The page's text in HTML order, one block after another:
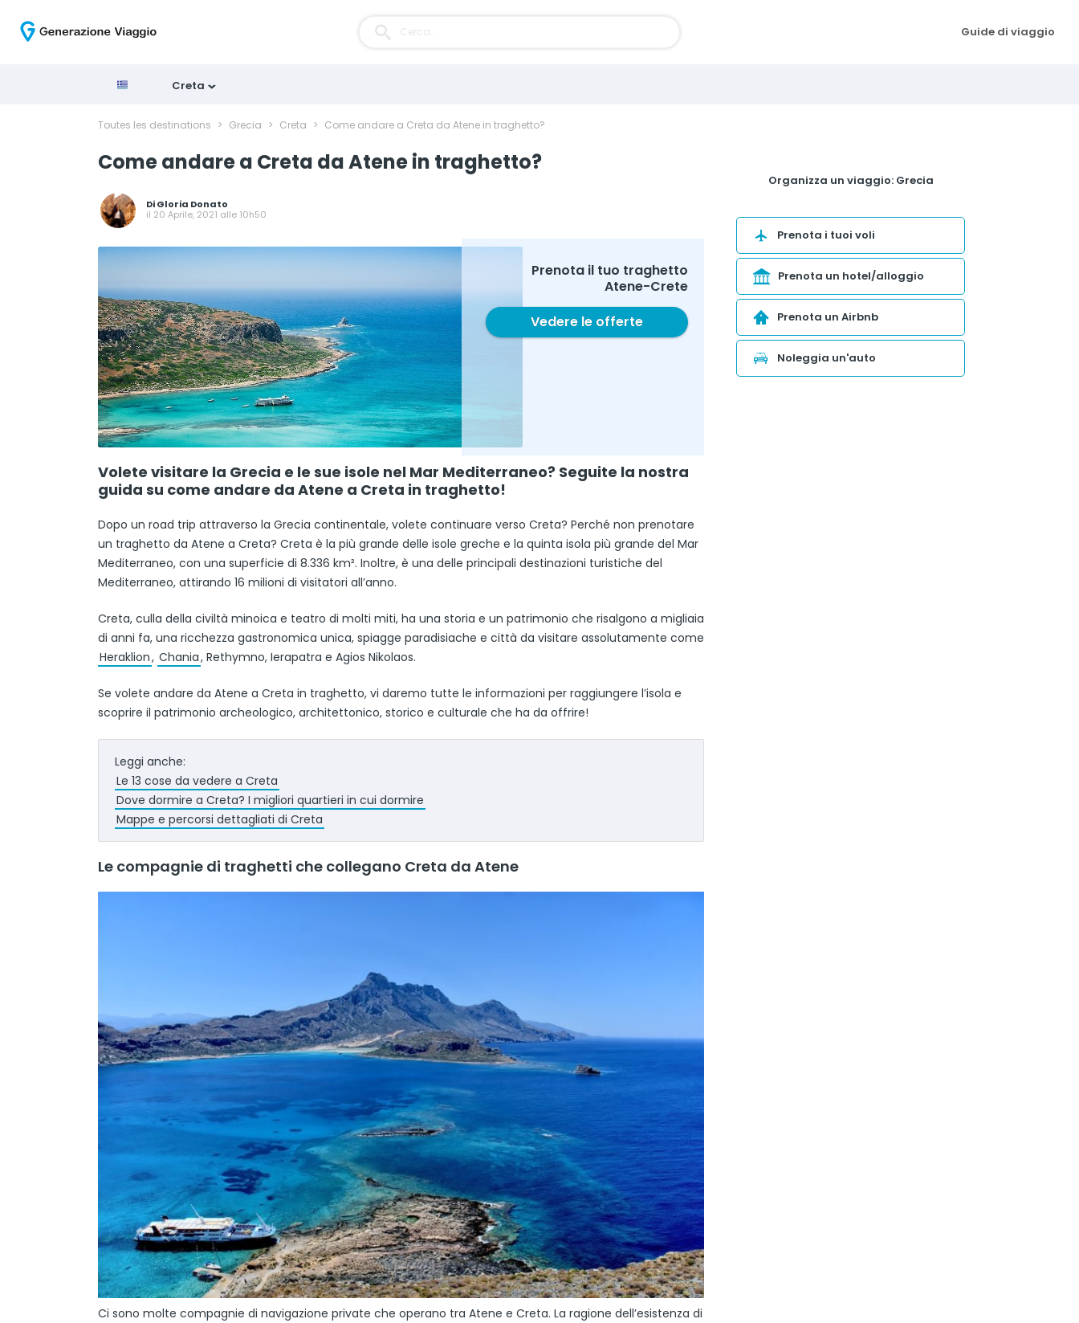
Guide di viaggio
Creta
Toutes les destinations > Grecia > Creta > Come andare a Creta da Atene in traghetto?
Come andare a Creta da Atene in traghetto?
DiGloria Donato
il 20 Aprile, 2021 alle 10h50
Prenota il tuo traghetto
Atene-Crete
Vedere le offerte
Volete visitare la Grecia e le sue isole nel Mar Mediterraneo? Seguite la nostra
guida su come andare da Atene a Creta in traghetto!
Dopo un road trip attraverso la Grecia continentale, volete continuare verso Creta? Perché non prenotare
un traghetto da Atene a Creta? Creta è la più grande delle isole greche e la quinta isola più grande del Mar
Mediterraneo, con una superficie di 8.336 km². Inoltre, è una delle principali destinazioni turistiche del
Mediterraneo, attirando 16 milioni di visitatori all’anno.
Creta, culla della civiltà minoica e teatro di molti miti, ha una storia e un patrimonio che risalgono a migliaia
di anni fa, una ricchezza gastronomica unica, spiagge paradisiache e città da visitare assolutamente come
Heraklion, Chania, Rethymno, Ierapatra e Agios Nikolaos.
Se volete andare da Atene a Creta in traghetto, vi daremo tutte le informazioni per raggiungere l’isola e
scoprire il patrimonio archeologico, architettonico, storico e culturale che ha da offrire!
Leggi anche:
Le 13 cose da vedere a Creta
Dove dormire a Creta? I migliori quartieri in cui dormire
Mappe e percorsi dettagliati di Creta
Le compagnie di traghetti che collegano Creta da Atene
Ci sono molte compagnie di navigazione private che operano tra Atene e Creta. La ragione dell’esistenza di
Organizza un viaggio: Grecia
Prenota i tuoi voli
Prenota un hotel/alloggio
Prenota un Airbnb
Noleggia un'auto